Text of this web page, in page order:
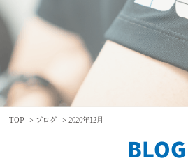
TOP > ブログ > 2020年12月
BLOG